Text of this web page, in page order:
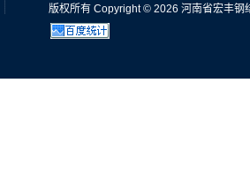
版权所有 Copyright © 2026 河南省宏丰钢